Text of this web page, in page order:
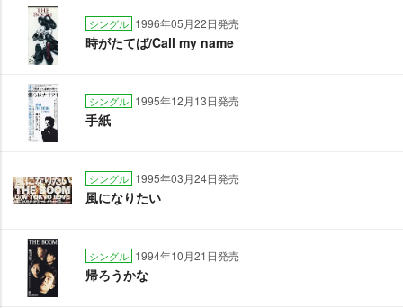
シングル 1996年05月22日発売
時がたてば/Call my name
シングル 1995年12月13日発売
手紙
シングル 1995年03月24日発売
風になりたい
シングル 1994年10月21日発売
帰ろうかな